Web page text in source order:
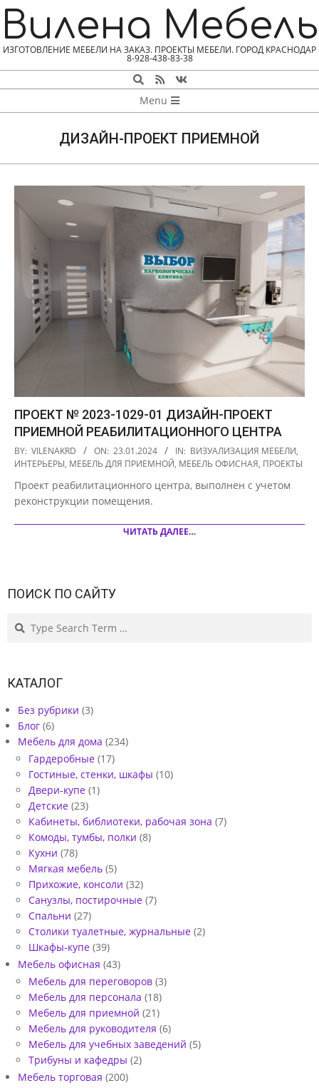
Skip
to
content
Вилена Мебель
ИЗГОТОВЛЕНИЕ МЕБЕЛИ НА ЗАКАЗ. ПРОЕКТЫ МЕБЕЛИ. ГОРОД КРАСНОДАР
8-928-438-83-38
Search
MENU
Menu
ДИЗАЙН-ПРОЕКТ ПРИЕМНОЙ
ПРОЕКТ № 2023-1029-01 ДИЗАЙН-ПРОЕКТ
ПРИЕМНОЙ РЕАБИЛИТАЦИОННОГО ЦЕНТРА
2024-
01-
23
BY: VILENAKRD ON: 23.01.2024 IN: ВИЗУАЛИЗАЦИЯ МЕБЕЛИ,
ИНТЕРЬЕРЫ, МЕБЕЛЬ ДЛЯ ПРИЕМНОЙ, МЕБЕЛЬ ОФИСНАЯ, ПРОЕКТЫ
Проект реабилитационного центра, выполнен с учетом
реконструкции помещения.
ЧИТАТЬ ДАЛЕЕ…
ПОИСК ПО САЙТУ
Search
КАТАЛОГ
Без рубрики (3)
Блог (6)
Мебель для дома (234)
Гардеробные (17)
Гостиные, стенки, шкафы (10)
Двери-купе (1)
Детские (23)
Кабинеты, библиотеки, рабочая зона (7)
Комоды, тумбы, полки (8)
Кухни (78)
Мягкая мебель (5)
Прихожие, консоли (32)
Санузлы, постирочные (7)
Спальни (27)
Столики туалетные, журнальные (2)
Шкафы-купе (39)
Мебель офисная (43)
Мебель для переговоров (3)
Мебель для персонала (18)
Мебель для приемной (21)
Мебель для руководителя (6)
Мебель для учебных заведений (5)
Трибуны и кафедры (2)
Мебель торговая (200)